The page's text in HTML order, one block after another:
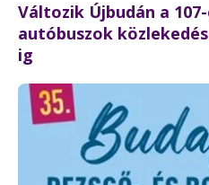
Változik Újbudán a 107-
autóbuszok
ig